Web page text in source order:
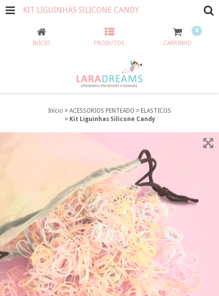
KIT LIGUINHAS SILICONE CANDY
INÍCIO PRODUTOS CARRINHO
0
Início > ACESSORIOS PENTEADO > ELASTICOS
> Kit Liguinhas Silicone Candy